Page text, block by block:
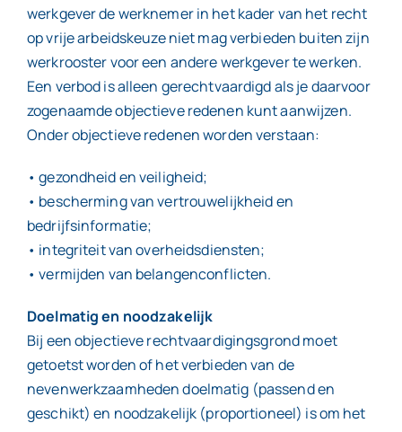
werkgever de werknemer in het kader van het recht
op vrije arbeidskeuze niet mag verbieden buiten zijn
werkrooster voor een andere werkgever te werken.
Een verbod is alleen gerechtvaardigd als je daarvoor
zogenaamde objectieve redenen kunt aanwijzen.
Onder objectieve redenen worden verstaan:
• gezondheid en veiligheid;
• bescherming van vertrouwelijkheid en
bedrijfsinformatie;
• integriteit van overheidsdiensten;
• vermijden van belangenconflicten.
Doelmatig en noodzakelijk
Bij een objectieve rechtvaardigingsgrond moet
getoetst worden of het verbieden van de
nevenwerkzaamheden doelmatig (passend en
geschikt) en noodzakelijk (proportioneel) is om het